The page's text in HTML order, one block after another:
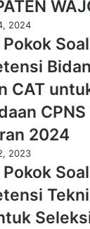
2024
CAT
CPNS
2024
2023